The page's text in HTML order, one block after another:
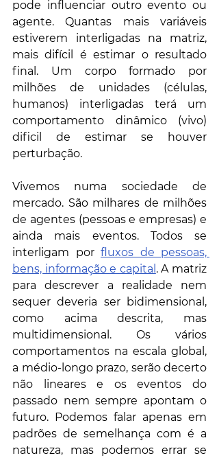
pode influenciar outro evento ou
agente. Quantas mais variáveis
estiverem interligadas na matriz,
mais difícil é estimar o resultado
final. Um corpo formado por
milhões de unidades (células,
humanos) interligadas terá um
comportamento dinâmico (vivo)
dificil de estimar se houver
perturbação.
Vivemos numa sociedade de
mercado. São milhares de milhões
de agentes (pessoas e empresas) e
ainda mais eventos. Todos se
interligam por fluxos de pessoas,
bens, informação e capital . A matriz
para descrever a realidade nem
sequer deveria ser bidimensional,
como acima descrita, mas
multidimensional. Os vários
comportamentos na escala global,
a médio-longo prazo, serão decerto
não lineares e os eventos do
passado nem sempre apontam o
futuro. Podemos falar apenas em
padrões de semelhança com é a
natureza, mas podemos errar se